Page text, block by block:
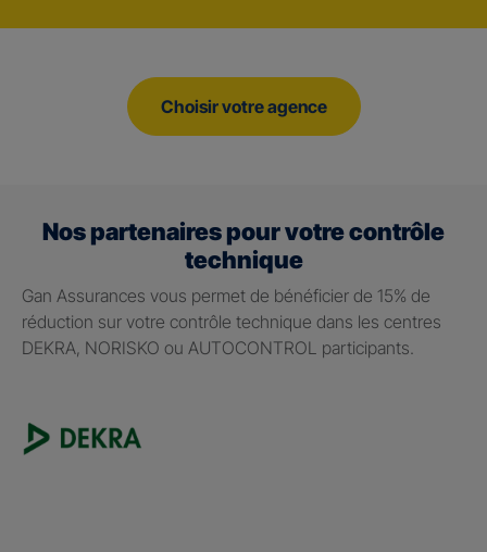
Choisir votre agence
Nos partenaires pour votre contrôle
technique
Gan Assurances vous permet de bénéficier de 15% de
réduction sur votre contrôle technique dans les centres
DEKRA, NORISKO ou AUTOCONTROL participants.